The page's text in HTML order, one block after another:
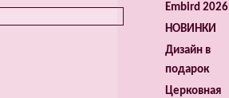
Embird 2026
НОВИНКИ
Дизайн в
подарок
Церковная